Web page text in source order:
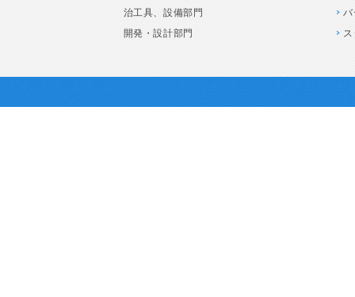
治工具、設備部門
開発・設計部門
バ
ス